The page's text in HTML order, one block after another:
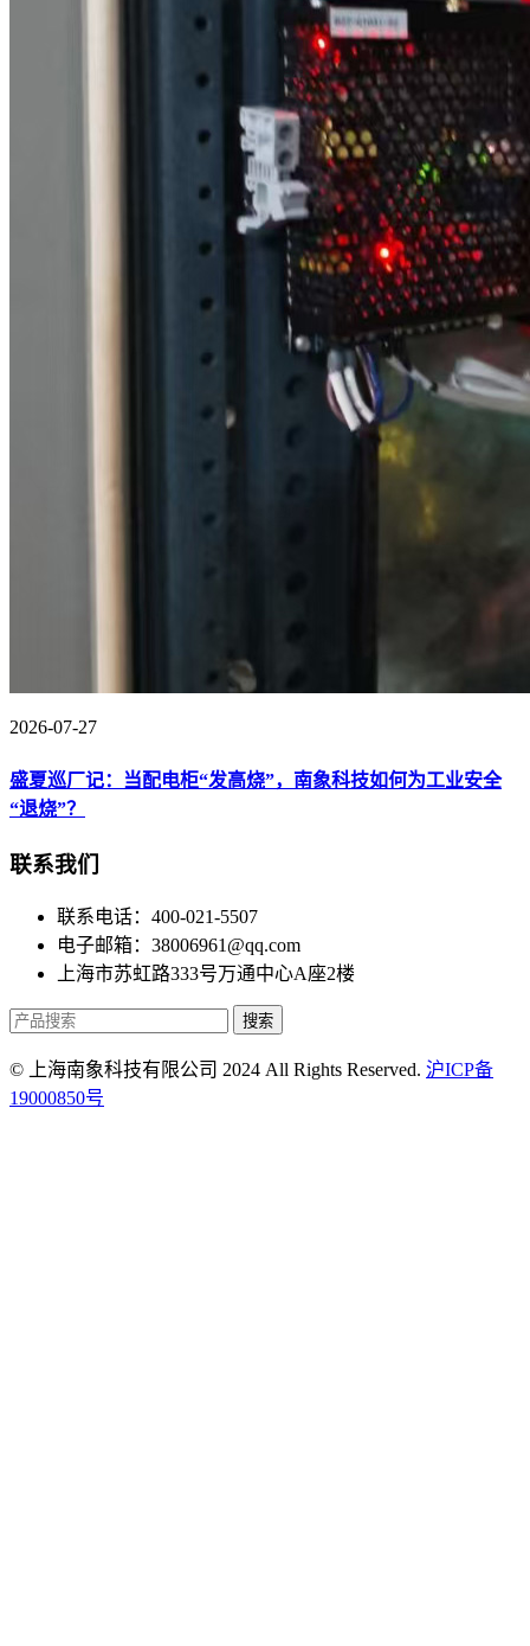
2026-07-27
盛夏巡厂记：当配电柜“发高烧”，南象科技如何为工业安全
“退烧”？
联系我们
联系电话：400-021-5507
电子邮箱：38006961@qq.com
上海市苏虹路333号万通中心A座2楼
搜索
© 上海南象科技有限公司 2024 All Rights Reserved. 沪ICP备
19000850号